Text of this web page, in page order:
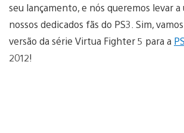
seu lançamento, e nós queremos levar a
nossos dedicados fãs do PS3. Sim,
versão da série Virtua Fighter 5 para a
2012!